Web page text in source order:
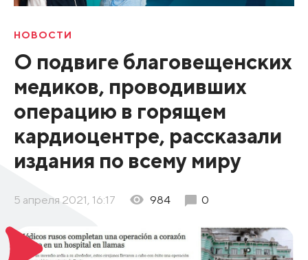
НОВОСТИ
О подвиге благовещенских
медиков, проводивших
операцию в горящем
кардиоцентре, рассказали
издания по всему миру
5 апреля 2021, 16:17 984 0